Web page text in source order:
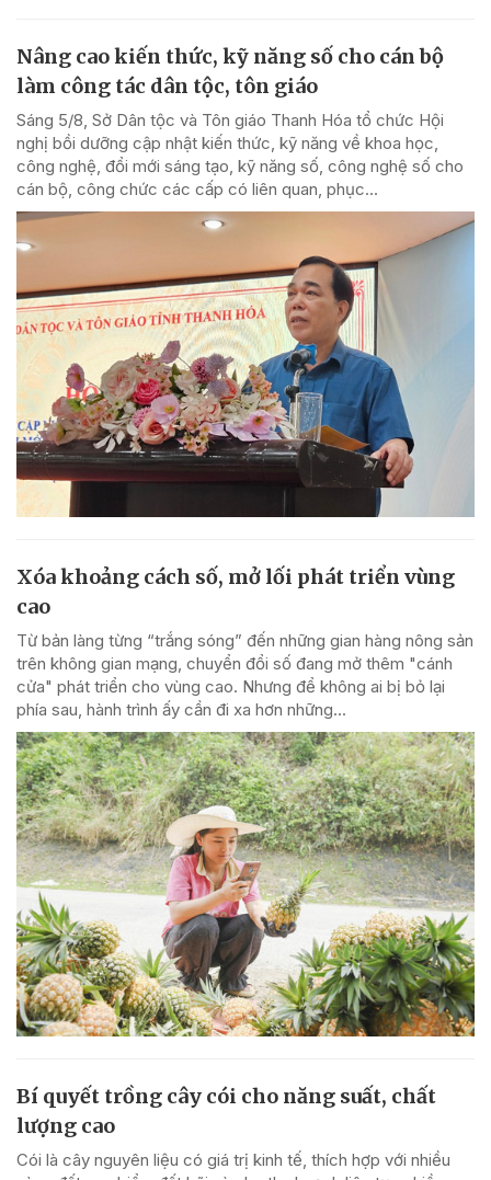
Nâng cao kiến thức, kỹ năng số cho cán bộ
làm công tác dân tộc, tôn giáo
Sáng 5/8, Sở Dân tộc và Tôn giáo Thanh Hóa tổ chức Hội
nghị bồi dưỡng cập nhật kiến thức, kỹ năng về khoa học,
công nghệ, đổi mới sáng tạo, kỹ năng số, công nghệ số cho
cán bộ, công chức các cấp có liên quan, phục...
Xóa khoảng cách số, mở lối phát triển vùng
cao
Từ bản làng từng “trắng sóng” đến những gian hàng nông sản
trên không gian mạng, chuyển đổi số đang mở thêm "cánh
cửa" phát triển cho vùng cao. Nhưng để không ai bị bỏ lại
phía sau, hành trình ấy cần đi xa hơn những...
Bí quyết trồng cây cói cho năng suất, chất
lượng cao
Cói là cây nguyên liệu có giá trị kinh tế, thích hợp với nhiều